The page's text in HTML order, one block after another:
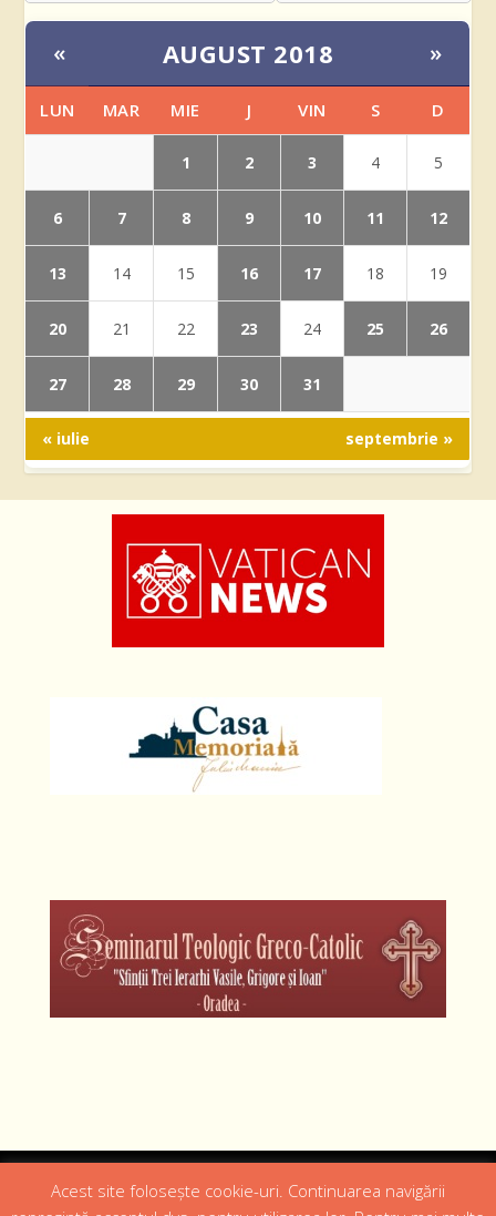
« AUGUST 2018 »
LUN MAR MIE J VIN S D
1 2 3 4 5
6 7 8 9 10 11 12
13 14 15 16 17 18 19
20 21 22 23 24 25 26
27 28 29 30 31
« iulie septembrie »
Acest site folosește cookie-uri. Continuarea navigării